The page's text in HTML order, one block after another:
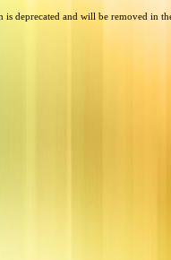
is deprecated and will be removed in